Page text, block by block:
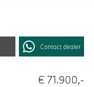
Contact dealer
€ 71.900,-